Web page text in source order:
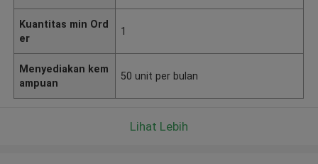
Kuantitas min Ord
er
1
Menyediakan kem
ampuan
50 unit per bulan
Lihat Lebih